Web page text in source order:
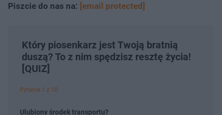
Piszcie do nas na: [email protected]
Który piosenkarz jest Twoją bratnią
duszą? To z nim spędzisz resztę życia!
[QUIZ]
Pytanie 1 z 10
Ulubiony środek transportu?